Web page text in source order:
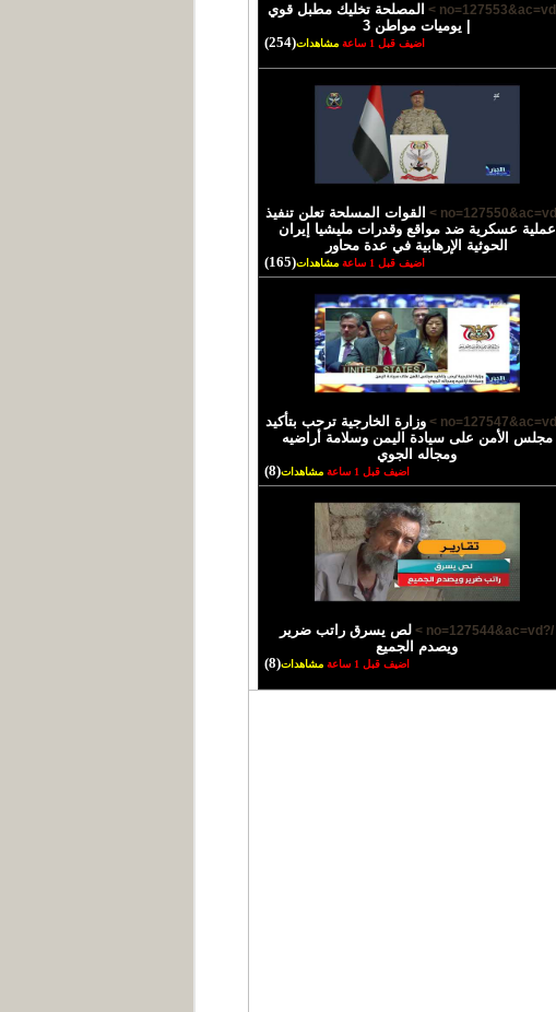
المصلحة تخليك مطبل قوي
| يوميات مواطن 3
اضيف قبل 1 ساعة مشاهدات(254)
القوات المسلحة تعلن تنفيذ
عملية عسكرية ضد مواقع وقدرات مليشيا إيران
الحوثية الإرهابية في عدة محاور
اضيف قبل 1 ساعة مشاهدات(165)
وزارة الخارجية ترحب بتأكيد
مجلس الأمن على سيادة اليمن وسلامة أراضيه
ومجاله الجوي
اضيف قبل 1 ساعة مشاهدات(8)
/?no=127544&ac=vd >
لص يسرق راتب ضرير
ويصدم الجميع
اضيف قبل 1 ساعة مشاهدات(8)